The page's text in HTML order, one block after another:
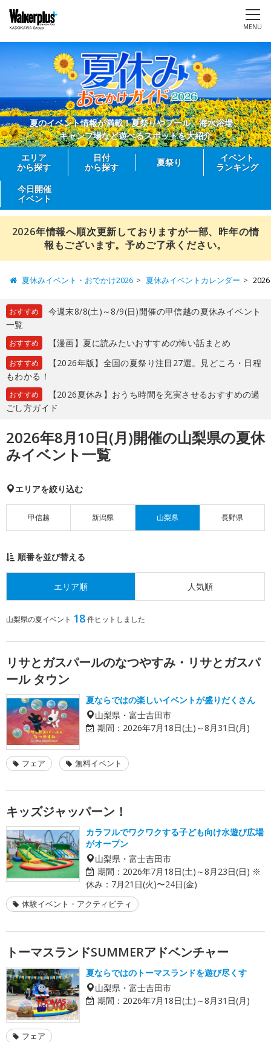
MENU
夏のイベント情報が満載！夏祭りやプール、海水浴場、
キャンプ場など遊べるスポットを大紹介
エリア
から探す
日付
から探す
夏祭り
イベント
ランキング
今日開催
イベント
2026年情報へ順次更新しておりますが一部、昨年の情
報もございます。予めご了承ください。
夏休みイベント・おでかけ2026 夏休みイベントカレンダー
おすすめ
今週末8/8(土)～8/9(日)開催の甲信越の夏休みイベント
一覧
おすすめ 【漫画】夏に読みたいおすすめの怖い話まとめ
おすすめ
【2026年版】全国の夏祭り注目27選。見どころ・日程
もわかる！
おすすめ
【2026夏休み】おうち時間を充実させるおすすめの過
ごし方ガイド
2026年8月10日(月)開催の山梨県の夏休
みイベント一覧
エリアを絞り込む
甲信越 新潟県 山梨県 長野県
順番を並び替える
エリア順 人気順
山梨県の夏イベント 18件ヒットしました
リサとガスパールのなつやすみ・リサとガスパ
ール タウン
夏ならではの楽しいイベントが盛りだくさん
山梨県・富士吉田市
期間： 2026年7月18日(土)～8月31日(月)
フェア 無料イベント
キッズジャッパーン！
カラフルでワクワクする子ども向け水遊び広場
がオープン
山梨県・富士吉田市
期間： 2026年7月18日(土)～8月23日(日) ※
休み：7月21日(火)〜24日(金)
体験イベント・アクティビティ
トーマスランドSUMMERアドベンチャー
夏ならではのトーマスランドを遊び尽くす
山梨県・富士吉田市
期間： 2026年7月18日(土)～8月31日(月)
フェア